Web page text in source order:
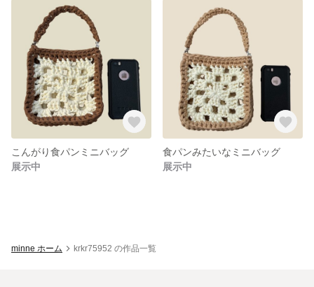
こんがり食パンミニバッグ
展示中
食パンみたいなミニバッグ
展示中
minne ホーム krkr75952 の作品一覧